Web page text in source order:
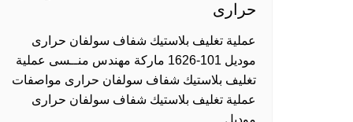
حرارى
عملية تغليف بلاستيك شفاف سولفان حرارى
موديل 101-1626 ماركة مهندس منــسى عملية
تغليف بلاستيك شفاف سولفان حرارى مواصفات
عملية تغليف بلاستيك شفاف سولفان حرارى
موديل